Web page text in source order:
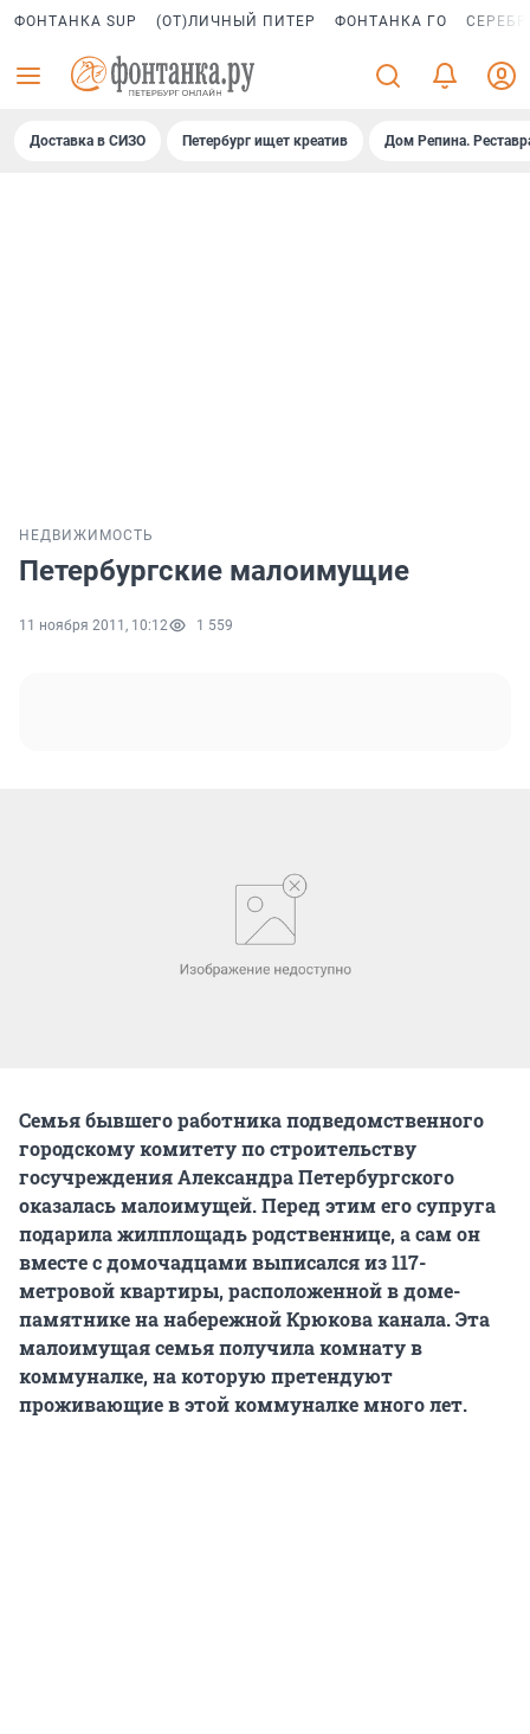
ФОНТАНКА SUP (ОТ)ЛИЧНЫЙ ПИТЕР ФОНТАНКА ГО
Доставка в СИЗО Петербург ищет креатив Дом Репина.
НЕДВИЖИМОСТЬ
Петербургские малоимущие
11 ноября 2011, 10:12 1 559
Семья бывшего работника подведомственного
городскому комитету по строительству
госучреждения Александра Петербургского
оказалась малоимущей. Перед этим его супруга
подарила жилплощадь родственнице, а сам он
вместе с домочадцами выписался из 117-
метровой квартиры, расположенной в доме-
памятнике на набережной Крюкова канала. Эта
малоимущая семья получила комнату в
коммуналке, на которую претендуют
проживающие в этой коммуналке много лет.